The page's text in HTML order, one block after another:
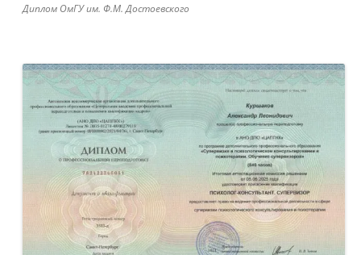
Диплом ОмГУ им. Ф.М. Достоевского